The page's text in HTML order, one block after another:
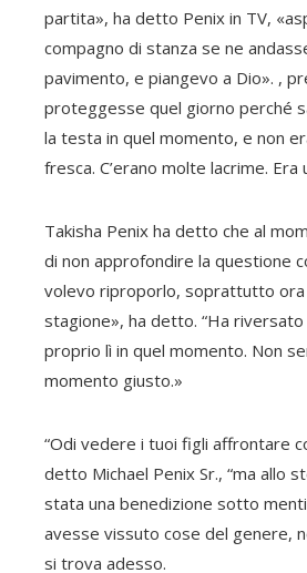
partita», ha detto Penix in TV,
compagno di stanza se ne
pavimento, e piangevo a Dio». ,
proteggesse quel giorno perché
la testa in quel momento, e non
fresca. C’erano molte lacrime. Era
Takisha Penix ha detto che al
di non approfondire la questione
volevo riproporlo, soprattutto ora
stagione», ha detto. “Ha
proprio lì in quel momento. Non
momento giusto.»
“Odi vedere i tuoi figli affrontare
detto Michael Penix Sr., “ma allo
stata una benedizione sotto
avesse vissuto cose del genere,
si trova adesso.